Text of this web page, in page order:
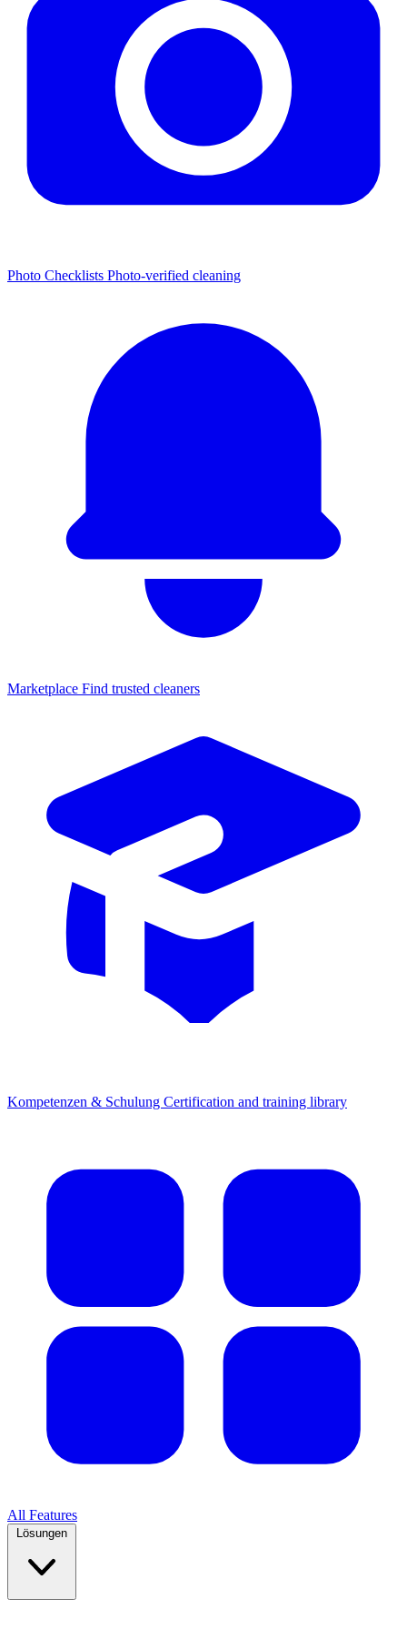
Photo Checklists Photo-verified cleaning
Marketplace Find trusted cleaners
Kompetenzen & Schulung Certification and training library
All Features